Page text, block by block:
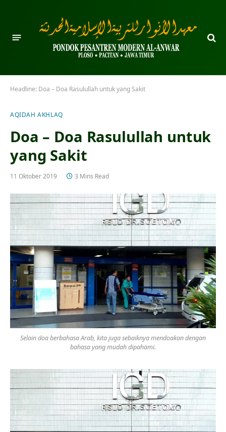
Headline: Doa – Doa Rasulullah untuk yang Sakit
AQIDAH AKHLAQ
Doa – Doa Rasulullah untuk
yang Sakit
11 Oktober 2019 3 Mins Read
Selain doa berbahasa Arab, kita juga sebaiknya mendoakan dengan
bahasa yang mudah dipahami.